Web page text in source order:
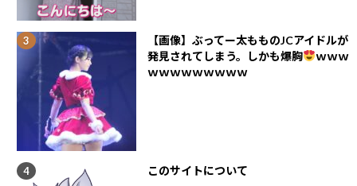
【画像】ぶってー太もものJCアイドルが
発見されてしまう。しかも爆胸
ｗｗｗ
ｗｗｗｗｗｗｗｗｗ
このサイトについて